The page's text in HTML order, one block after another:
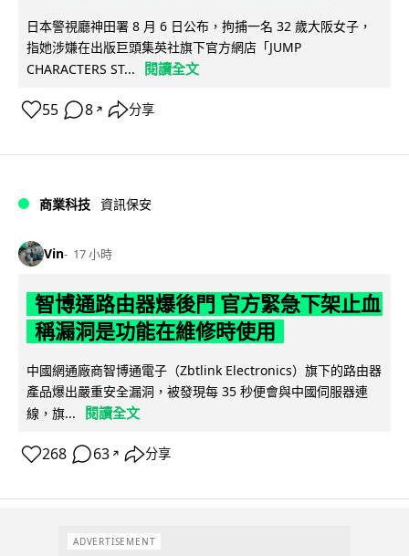
日本警視廳神田署 8 月 6 日公布，拘捕一名 32 歲大阪女子，
指她涉嫌在出版巨頭集英社旗下官方網店「JUMP
CHARACTERS ST...
閱讀全文
55 8 ↗ 分享
商業科技 資訊保安
Vin 17 小時
智博通路由器爆後門 官方緊急下架止血
稱漏洞是功能在維修時使用
中國網通廠商智博通電子（Zbtlink Electronics）旗下的路由器
產品爆出嚴重安全漏洞，被發現每 35 秒便會與中國伺服器連
線，旗...
閱讀全文
268 63 ↗ 分享
ADVERTISEMENT